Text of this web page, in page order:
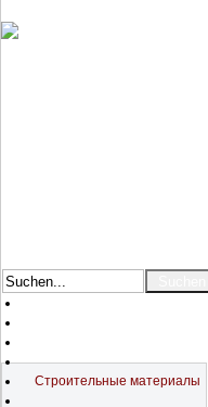
Строительные материалы